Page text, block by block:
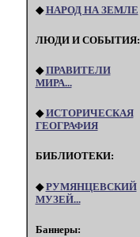
◆НАРОД НА ЗЕМЛЕ
ЛЮДИ И СОБЫТИЯ:
◆ПРАВИТЕЛИ
МИРА...
◆ИСТОРИЧЕСКАЯ
ГЕОГРАФИЯ
БИБЛИОТЕКИ:
◆РУМЯНЦЕВСКИЙ
МУЗЕЙ...
Баннеры: